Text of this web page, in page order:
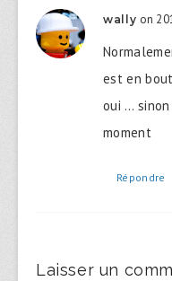
wally on
est en
oui …
moment
Répondre
Laisser un